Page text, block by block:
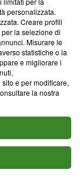
personalizzata.
Creare profili
la selezione di
Misurare le
statistiche o la
e migliorare i
e per modificare,
la nostra